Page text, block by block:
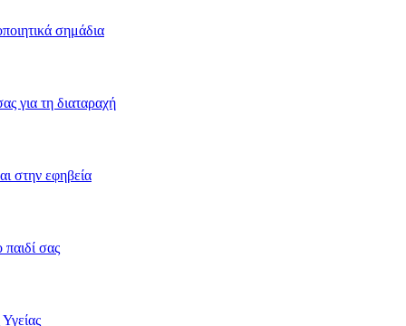
σημάδια
για τη διαταραχή
στην εφηβεία
σας